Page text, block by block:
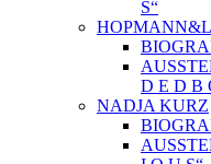
S“
D E D B
NADJA KURZ